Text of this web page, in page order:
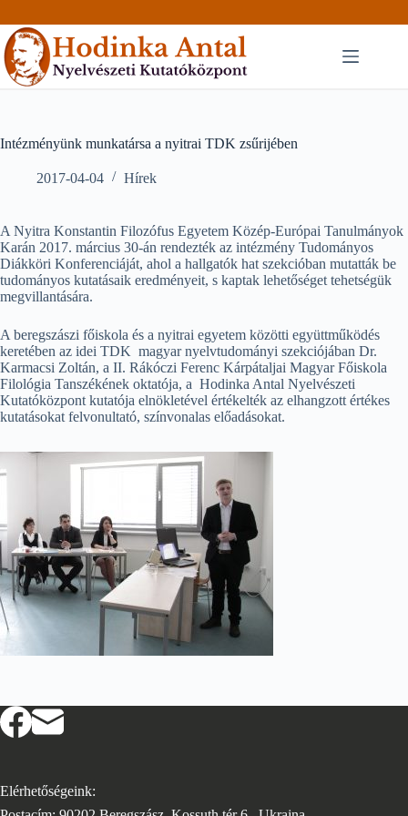
to
content
Intézményünk munkatársa a nyitrai TDK zsűrijében
2017-04-04 Hírek
A Nyitra Konstantin Filozófus Egyetem Közép-Európai Tanulmányok
Karán 2017. március 30-án rendezték az intézmény Tudományos
Diákköri Konferenciáját, ahol a hallgatók hat szekcióban mutatták be
tudományos kutatásaik eredményeit, s kaptak lehetőséget tehetségük
megvillantására.
A beregszászi főiskola és a nyitrai egyetem közötti együttműködés
keretében az idei TDK magyar nyelvtudományi szekciójában Dr.
Karmacsi Zoltán, a II. Rákóczi Ferenc Kárpátaljai Magyar Főiskola
Filológia Tanszékének oktatója, a Hodinka Antal Nyelvészeti
Kutatóközpont kutatója elnökletével értékelték az elhangzott értékes
kutatásokat felvonultató, színvonalas előadásokat.
Elérhetőségeink: